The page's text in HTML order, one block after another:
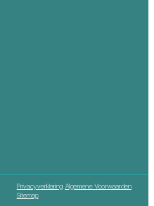
Privacyverklaring Algemene Voorwaarden
Sitemap